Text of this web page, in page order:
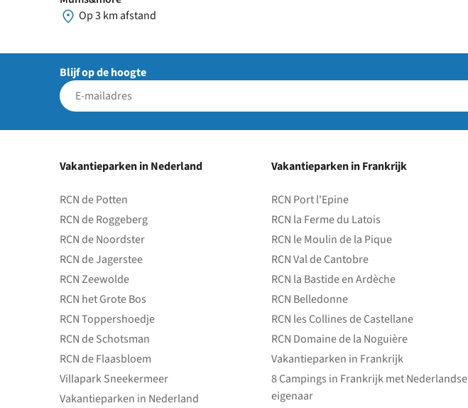
Op 3 km afstand
Blijf op de hoogte
Vakantieparken in Nederland
RCN de Potten
RCN de Roggeberg
RCN de Noordster
RCN de Jagerstee
RCN Zeewolde
RCN het Grote Bos
RCN Toppershoedje
RCN de Schotsman
RCN de Flaasbloem
Villapark Sneekermeer
Vakantieparken in Nederland
Vakantieparken in Frankrijk
RCN Port l'Epine
RCN la Ferme du Latois
RCN le Moulin de la Pique
RCN Val de Cantobre
RCN la Bastide en Ardèche
RCN Belledonne
RCN les Collines de Castellane
RCN Domaine de la Noguière
Vakantieparken in Frankrijk
8 Campings in Frankrijk met Nederlandse
eigenaar